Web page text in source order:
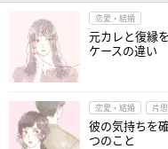
恋愛・結婚
元カレと復縁
ケースの違い
恋愛・結婚 片
彼の気持ちを
つのこと